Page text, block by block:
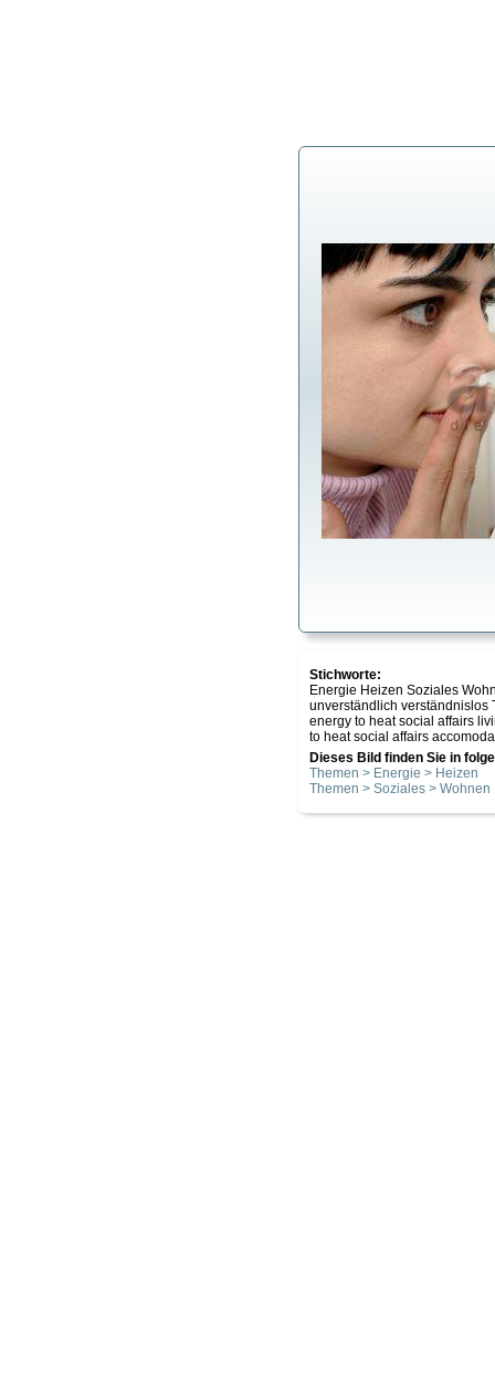
Stichworte:
Energie Heizen Soziales
unverständlich verständnislos
energy to heat social affairs
to heat social affairs
Dieses Bild finden Sie in
Themen > Energie > Heizen
Themen > Soziales > Wohnen